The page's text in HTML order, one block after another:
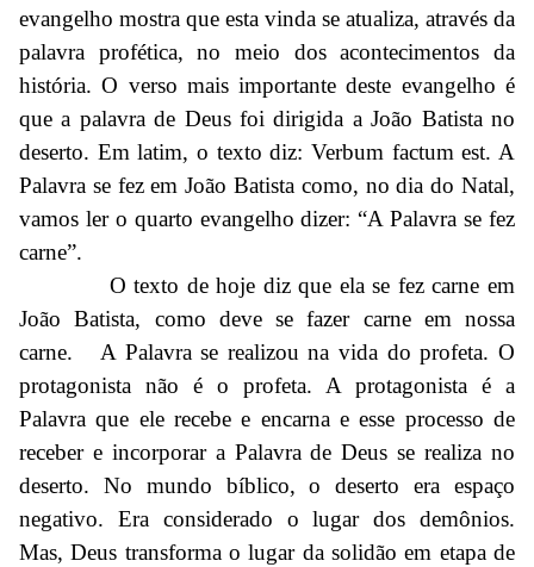
evangelho mostra que esta vinda se atualiza, através da
palavra profética, no meio dos acontecimentos da
história. O verso mais importante deste evangelho é
que a palavra de Deus foi dirigida a João Batista no
deserto. Em latim, o texto diz: Verbum factum est. A
Palavra se fez em João Batista como, no dia do Natal,
vamos ler o quarto evangelho dizer: “A Palavra se fez
carne”.
O texto de hoje diz que ela se fez carne em
João Batista, como deve se fazer carne em nossa
carne. A Palavra se realizou na vida do profeta. O
protagonista não é o profeta. A protagonista é a
Palavra que ele recebe e encarna e esse processo de
receber e incorporar a Palavra de Deus se realiza no
deserto. No mundo bíblico, o deserto era espaço
negativo. Era considerado o lugar dos demônios.
Mas, Deus transforma o lugar da solidão em etapa de